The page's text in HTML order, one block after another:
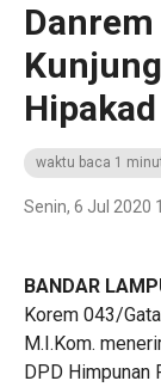
waktu baca 1
Senin, 6 Jul 2020
BANDAR
Korem 043/
M.I.Kom.
DPD Himpunan